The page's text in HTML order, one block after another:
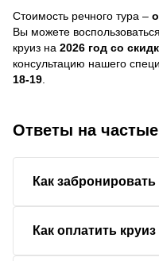
Стоимость речного тура –
Вы можете
круиз на 2026 год со
консультацию нашего
18-19
Ответы на
Как забронировать
Как оплатить круиз